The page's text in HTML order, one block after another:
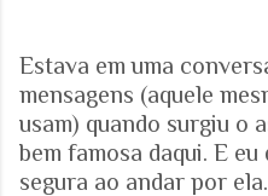
Estava em uma
mensagens (aquele
usam) quando surgiu o
bem famosa daqui. E
segura ao andar por